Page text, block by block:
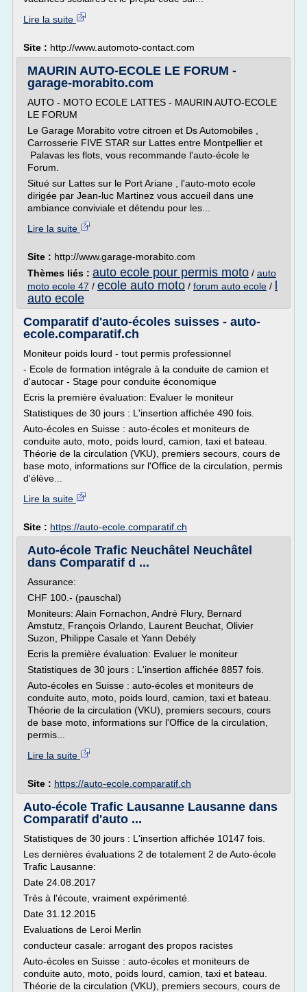
Lire la suite
Site : http://www.automoto-contact.com
MAURIN AUTO-ECOLE LE FORUM -
garage-morabito.com
AUTO - MOTO ECOLE LATTES - MAURIN AUTO-ECOLE
LE FORUM
Le Garage Morabito votre citroen et Ds Automobiles ,
Carrosserie FIVE STAR sur Lattes entre Montpellier et
Palavas les flots, vous recommande l'auto-école le
Forum.
Situé sur Lattes sur le Port Ariane , l'auto-moto ecole
dirigée par Jean-luc Martinez vous accueil dans une
ambiance conviviale et détendu pour les...
Lire la suite
Site : http://www.garage-morabito.com
Thèmes liés : auto ecole pour permis moto / auto
moto ecole 47 / ecole auto moto / forum auto ecole /
auto ecole
Comparatif d'auto-écoles suisses - auto-
ecole.comparatif.ch
Moniteur poids lourd - tout permis professionnel
- Ecole de formation intégrale à la conduite de camion et
d'autocar - Stage pour conduite économique
Ecris la première évaluation: Evaluer le moniteur
Statistiques de 30 jours : L'insertion affichée 490 fois.
Auto-écoles en Suisse : auto-écoles et moniteurs de
conduite auto, moto, poids lourd, camion, taxi et bateau.
Théorie de la circulation (VKU), premiers secours, cours de
base moto, informations sur l'Office de la circulation, permis
d'élève...
Lire la suite
Site : https://auto-ecole.comparatif.ch
Auto-école Trafic Neuchâtel Neuchâtel
dans Comparatif d ...
Assurance:
CHF 100.- (pauschal)
Moniteurs: Alain Fornachon, André Flury, Bernard
Amstutz, François Orlando, Laurent Beuchat, Olivier
Suzon, Philippe Casale et Yann Debély
Ecris la première évaluation: Evaluer le moniteur
Statistiques de 30 jours : L'insertion affichée 8857 fois.
Auto-écoles en Suisse : auto-écoles et moniteurs de
conduite auto, moto, poids lourd, camion, taxi et bateau.
Théorie de la circulation (VKU), premiers secours, cours
de base moto, informations sur l'Office de la circulation,
permis...
Lire la suite
Site : https://auto-ecole.comparatif.ch
Auto-école Trafic Lausanne Lausanne dans
Comparatif d'auto ...
Statistiques de 30 jours : L'insertion affichée 10147 fois.
Les dernières évaluations 2 de totalement 2 de Auto-école
Trafic Lausanne:
Date 24.08.2017
Très à l'écoute, vraiment expérimenté.
Date 31.12.2015
Evaluations de Leroi Merlin
conducteur casale: arrogant des propos racistes
Auto-écoles en Suisse : auto-écoles et moniteurs de
conduite auto, moto, poids lourd, camion, taxi et bateau.
Théorie de la circulation (VKU), premiers secours, cours de